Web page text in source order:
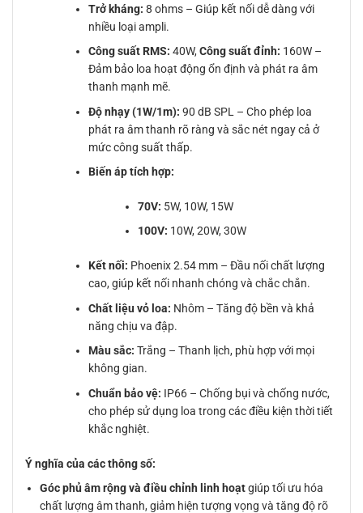
Trở kháng: 8 ohms – Giúp kết nối dễ dàng với
nhiều loại ampli.
Công suất RMS: 40W,Công suất đỉnh: 160W –
Đảm bảo loa hoạt động ổn định và phát ra âm
thanh mạnh mẽ.
Độ nhạy (1W/1m): 90 dB SPL – Cho phép loa
phát ra âm thanh rõ ràng và sắc nét ngay cả ở
mức công suất thấp.
Biến áp tích hợp:
70V: 5W, 10W, 15W
100V: 10W, 20W, 30W
Kết nối: Phoenix 2.54 mm – Đầu nối chất lượng
cao, giúp kết nối nhanh chóng và chắc chắn.
Chất liệu vỏ loa: Nhôm – Tăng độ bền và khả
năng chịu va đập.
Màu sắc: Trắng – Thanh lịch, phù hợp với mọi
không gian.
Chuẩn bảo vệ: IP66 – Chống bụi và chống nước,
cho phép sử dụng loa trong các điều kiện thời tiết
khắc nghiệt.
Ý nghĩa của các thông số:
Góc phủ âm rộng và điều chỉnh linh hoạtgiúp tối ưu hóa
chất lượng âm thanh, giảm hiện tượng vọng và tăng độ rõ